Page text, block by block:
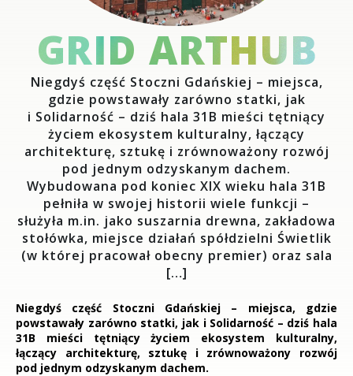
GRID ARTHUB
Niegdyś część Stoczni Gdańskiej – miejsca,
gdzie powstawały zarówno statki, jak
i Solidarność – dziś hala 31B mieści tętniący
życiem ekosystem kulturalny, łączący
architekturę, sztukę i zrównoważony rozwój
pod jednym odzyskanym dachem.
Wybudowana pod koniec XIX wieku hala 31B
pełniła w swojej historii wiele funkcji –
służyła m.in. jako suszarnia drewna, zakładowa
stołówka, miejsce działań spółdzielni Świetlik
(w której pracował obecny premier) oraz sala
[…]
Niegdyś część Stoczni Gdańskiej – miejsca, gdzie
powstawały zarówno statki, jak i Solidarność – dziś hala
31B mieści tętniący życiem ekosystem kulturalny,
łączący architekturę, sztukę i zrównoważony rozwój
pod jednym odzyskanym dachem.